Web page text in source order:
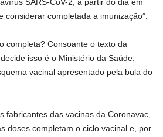
SARS-CoV-2, a partir do dia em
considerar completada a imunização”.
completa? Consoante o texto da
isso é o Ministério da Saúde.
vacinal apresentado pela bula do
fabricantes das vacinas da Coronavac,
doses completam o ciclo vacinal e, por